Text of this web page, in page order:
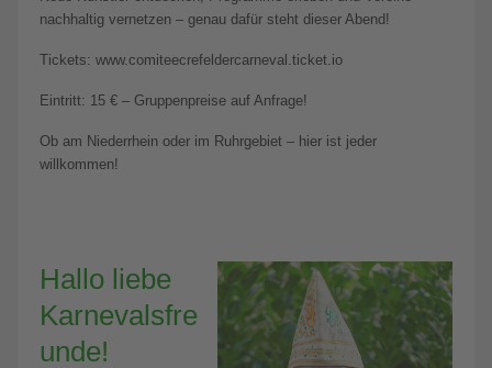
nachhaltig vernetzen – genau dafür steht dieser Abend!
Tickets: www.comiteecrefeldercarneval.ticket.io
Eintritt: 15 € – Gruppenpreise auf Anfrage!
Ob am Niederrhein oder im Ruhrgebiet – hier ist jeder
willkommen!
Hallo liebe
Karnevalsfre
unde!